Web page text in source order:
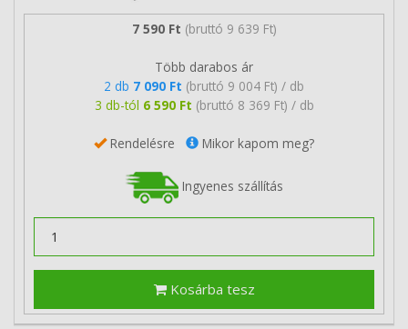
7 590 Ft (bruttó 9 639 Ft)
Több darabos ár
2 db 7 090 Ft (bruttó 9 004 Ft) / db
3 db-tól 6 590 Ft (bruttó 8 369 Ft) / db
Rendelésre Mikor kapom meg?
Ingyenes szállítás
Kosárba tesz